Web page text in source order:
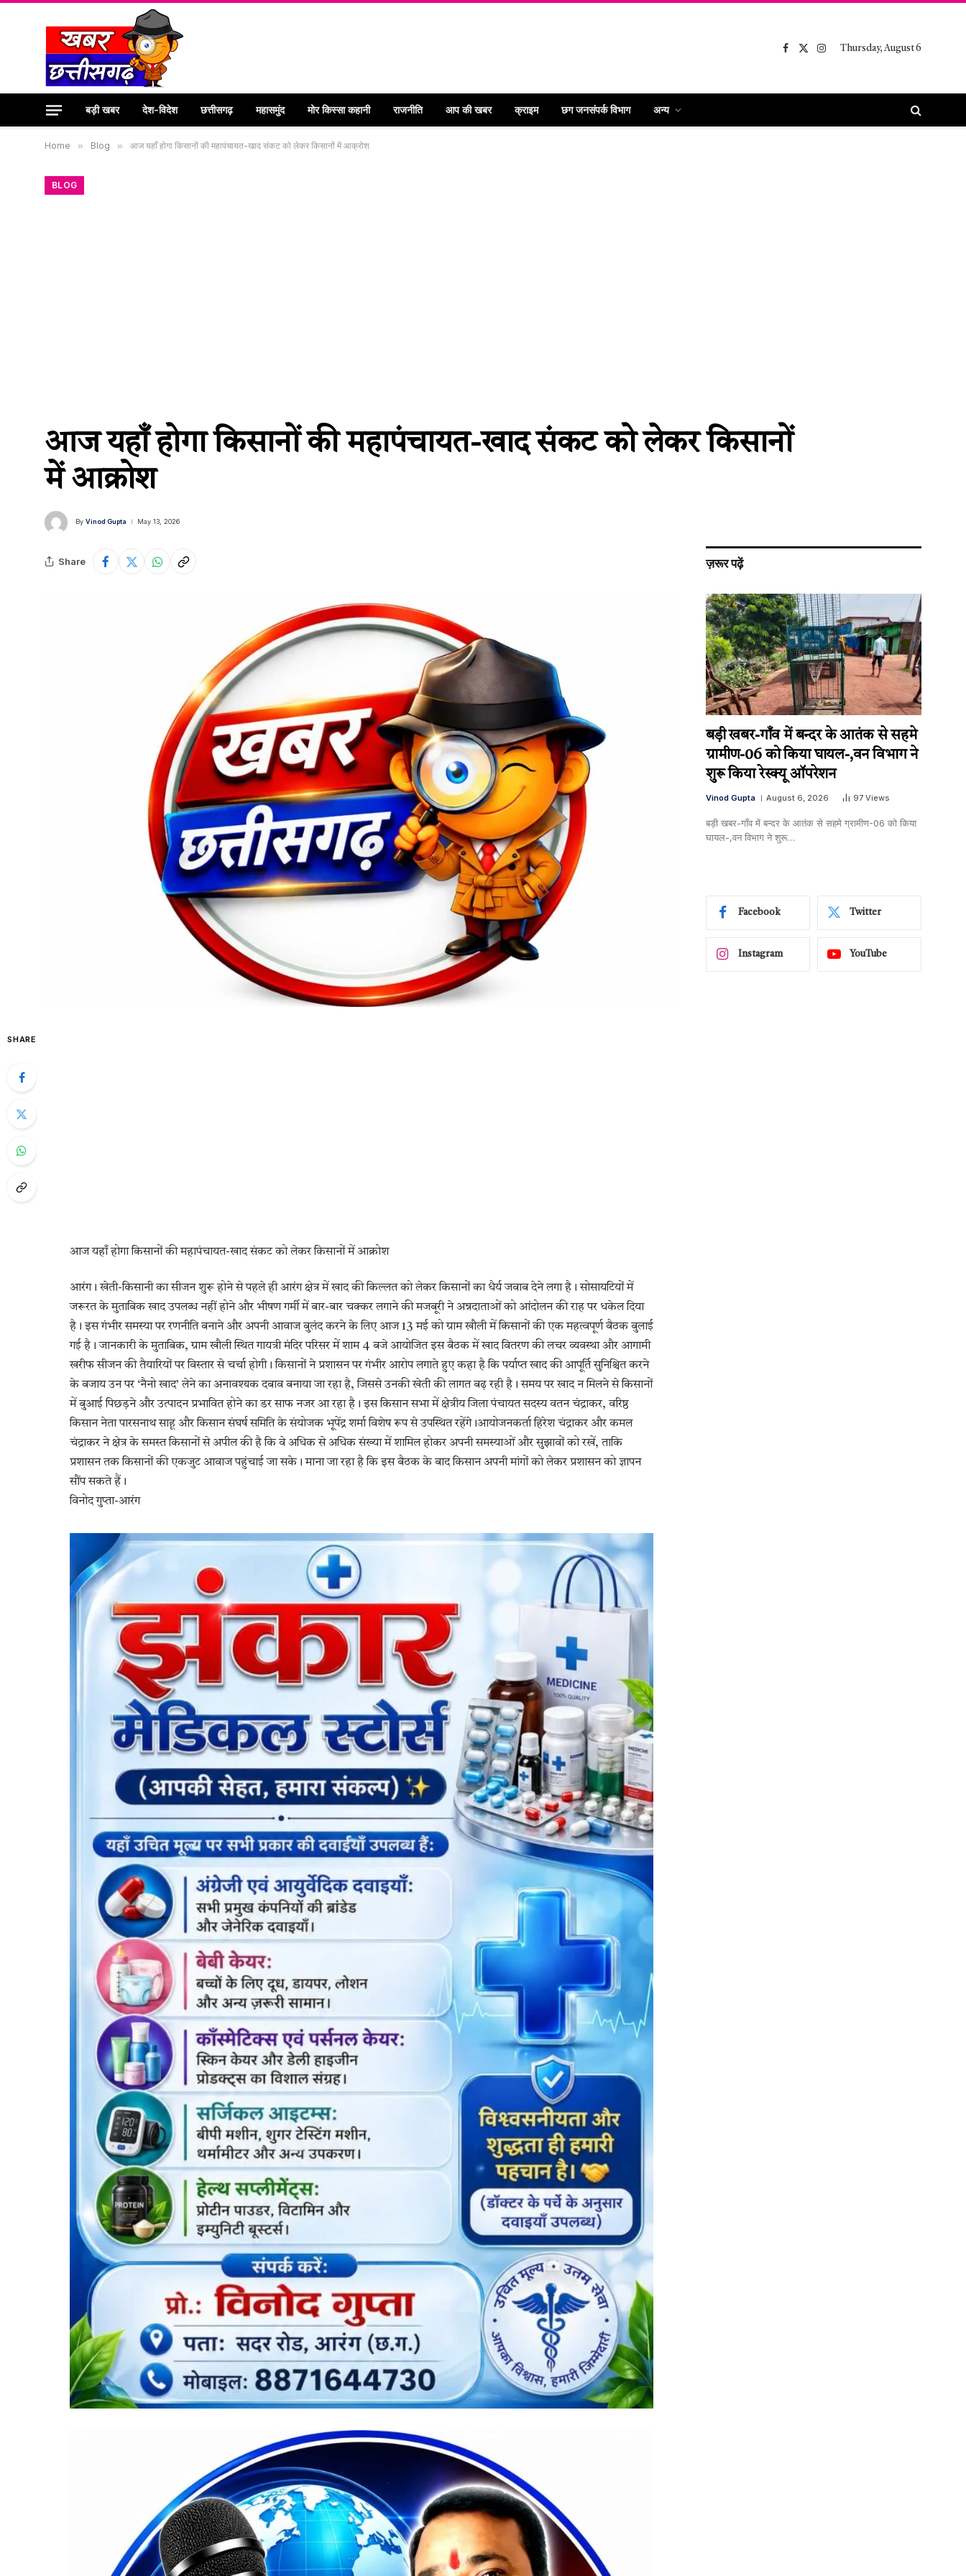
Facebook
X
Instagram
Thursday, August 6
बड़ी खबर देश-विदेश छत्तीसगढ़ महासमुंद मोर किस्सा कहानी राजनीति आप की खबर क्राइम छग जनसंपर्क विभाग अन्य
Home » Blog » आज यहाँ होगा किसानों की महापंचायत-खाद संकट को लेकर किसानों में आक्रोश
BLOG
आज यहाँ होगा किसानों की महापंचायत-खाद संकट को लेकर किसानों
में आक्रोश
By Vinod Gupta May 13, 2026
Share
SHARE
आज यहाँ होगा किसानों की महापंचायत-खाद संकट को लेकर किसानों में आक्रोश
आरंग। खेती-किसानी का सीजन शुरू होने से पहले ही आरंग क्षेत्र में खाद की किल्लत को लेकर किसानों का धैर्य जवाब देने लगा है। सोसायटियों में
जरूरत के मुताबिक खाद उपलब्ध नहीं होने और भीषण गर्मी में बार-बार चक्कर लगाने की मजबूरी ने अन्नदाताओं को आंदोलन की राह पर धकेल दिया
है। इस गंभीर समस्या पर रणनीति बनाने और अपनी आवाज बुलंद करने के लिए आज 13 मई को ग्राम खौली में किसानों की एक महत्वपूर्ण बैठक बुलाई
गई है। जानकारी के मुताबिक, ग्राम खौली स्थित गायत्री मंदिर परिसर में शाम 4 बजे आयोजित इस बैठक में खाद वितरण की लचर व्यवस्था और आगामी
खरीफ सीजन की तैयारियों पर विस्तार से चर्चा होगी। किसानों ने प्रशासन पर गंभीर आरोप लगाते हुए कहा है कि पर्याप्त खाद की आपूर्ति सुनिश्चित करने
के बजाय उन पर ‘नैनो खाद’ लेने का अनावश्यक दबाव बनाया जा रहा है, जिससे उनकी खेती की लागत बढ़ रही है। समय पर खाद न मिलने से किसानों
में बुआई पिछड़ने और उत्पादन प्रभावित होने का डर साफ नजर आ रहा है। इस किसान सभा में क्षेत्रीय जिला पंचायत सदस्य वतन चंद्राकर, वरिष्ठ
किसान नेता पारसनाथ साहू और किसान संघर्ष समिति के संयोजक भूपेंद्र शर्मा विशेष रूप से उपस्थित रहेंगे।आयोजनकर्ता हिरेश चंद्राकर और कमल
चंद्राकर ने क्षेत्र के समस्त किसानों से अपील की है कि वे अधिक से अधिक संख्या में शामिल होकर अपनी समस्याओं और सुझावों को रखें, ताकि
प्रशासन तक किसानों की एकजुट आवाज पहुंचाई जा सके। माना जा रहा है कि इस बैठक के बाद किसान अपनी मांगों को लेकर प्रशासन को ज्ञापन
सौंप सकते हैं।
विनोद गुप्ता-आरंग
ज़रूर पढ़ें
बड़ी खबर-गाँव में बन्दर के आतंक से सहमे
ग्रामीण-06 को किया घायल-,वन विभाग ने
शुरू किया रेस्क्यू ऑपरेशन
Vinod Gupta August 6, 2026 97 Views
बड़ी खबर-गाँव में बन्दर के आतंक से सहमे ग्रामीण-06 को किया
घायल-,वन विभाग ने शुरू…
Facebook Twitter
Instagram YouTube